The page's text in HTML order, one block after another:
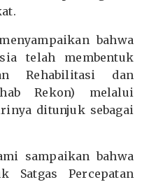
bahwa
telah membentuk
Rehabilitasi dan
Rekon) melalui
ditunjuk sebagai
sampaikan bahwa
Satgas Percepatan